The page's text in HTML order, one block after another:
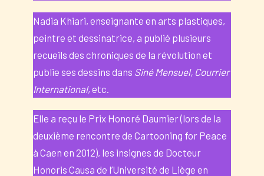
Nadia Khiari, enseignante en arts plastiques,
peintre et dessinatrice, a publié plusieurs
recueils des chroniques de la révolution et
publie ses dessins dans Siné Mensuel, Courrier
International, etc.
Elle a reçu le Prix Honoré Daumier (lors de la
deuxième rencontre de Cartooning for Peace
à Caen en 2012), les insignes de Docteur
Honoris Causa de l’Université de Liège en